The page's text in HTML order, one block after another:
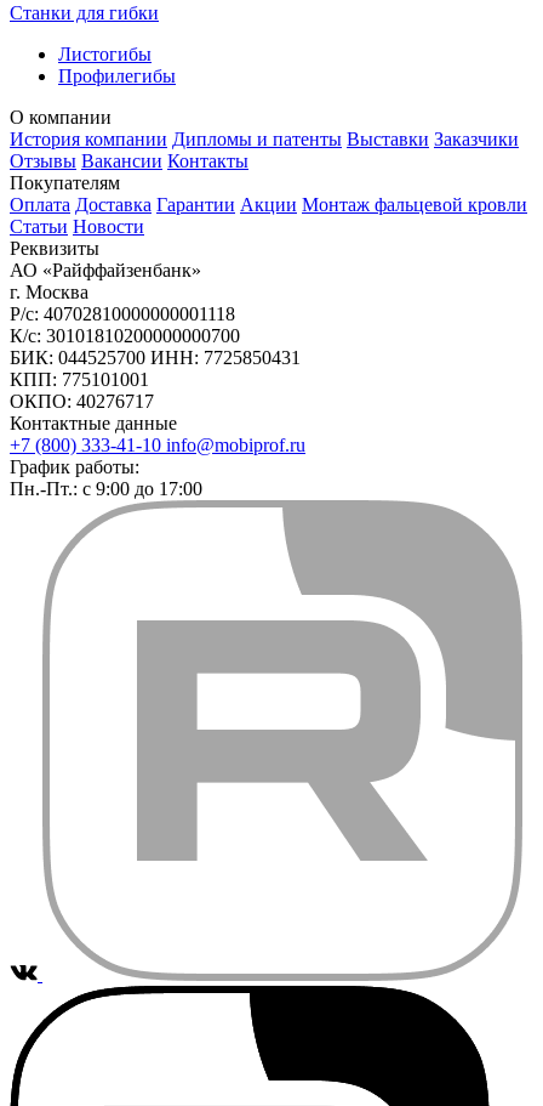
Станки для гибки
Листогибы
Профилегибы
О компании
История компании Дипломы и патенты Выставки Заказчики
Отзывы Вакансии Контакты
Покупателям
Оплата Доставка Гарантии Акции Монтаж фальцевой кровли
Статьи Новости
Реквизиты
АО «Райффайзенбанк»
г. Москва
Р/с: 40702810000000001118
К/с: 30101810200000000700
БИК: 044525700 ИНН: 7725850431
КПП: 775101001
ОКПО: 40276717
Контактные данные
+7 (800) 333-41-10 info@mobiprof.ru
График работы:
Пн.-Пт.: с 9:00 до 17:00